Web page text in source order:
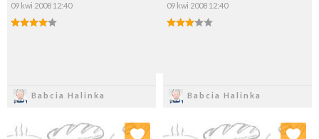
09 kwi 2008 12:40
Babcia Halinka
09 kwi 2008 12:40
Babcia Halinka
Dodaj do ulubionych Dodaj do ulubionych